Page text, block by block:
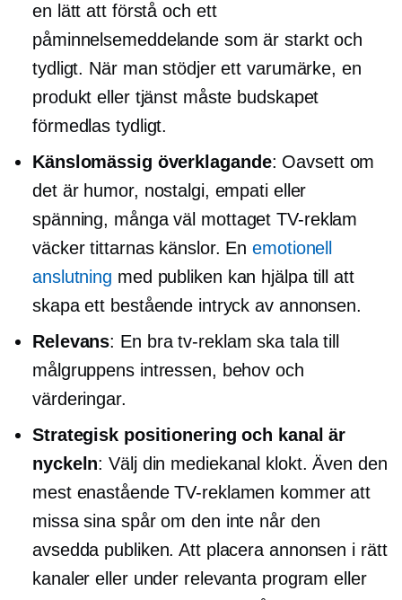
en lätt att förstå och ett
påminnelsemeddelande som är starkt och
tydligt. När man stödjer ett varumärke, en
produkt eller tjänst måste budskapet
förmedlas tydligt.
Känslomässig överklagande: Oavsett om
det är humor, nostalgi, empati eller
spänning, mångaväl mottaget TV-reklam
väcker tittarnas känslor. Enemotionell
anslutning med publiken kan hjälpa till att
skapa ett bestående intryck av annonsen.
Relevans: En bra tv-reklam ska tala till
målgruppens intressen, behov och
värderingar.
Strategisk positionering och kanal är
nyckeln: Välj din mediekanal klokt. Även den
mest enastående TV-reklamen kommer att
missa sina spår om den inte når den
avsedda publiken. Att placera annonsen i rätt
kanaler eller under relevanta program eller